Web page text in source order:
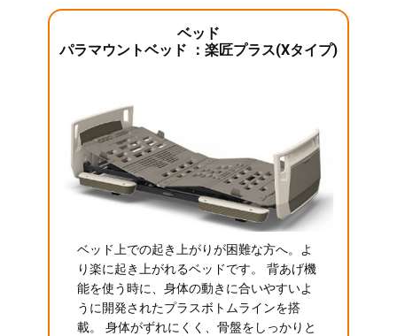
ベッド
パラマウントベッド ：楽匠プラス(Xタイプ)
ベッド上での起き上がりが困難な方へ。よ
り楽に起き上がれるベッドです。 背あげ機
能を使う時に、身体の動きに合いやすいよ
うに開発されたプラスボトムラインを搭
載。 身体がずれにくく、骨盤をしっかりと